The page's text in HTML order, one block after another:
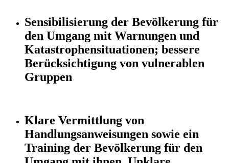
Sensibilisierung der Bevölkerung für
den Umgang mit Warnungen und
Katastrophensituationen; bessere
Berücksichtigung von vulnerablen
Gruppen
Klare Vermittlung von
Handlungsanweisungen sowie ein
Training der Bevölkerung für den